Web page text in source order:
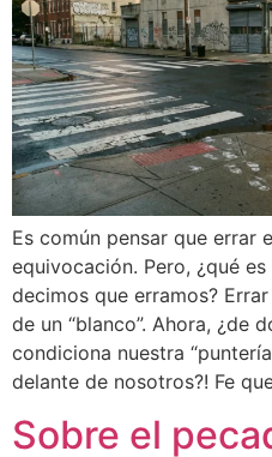
Es común pensar que errar
equivocación. Pero, ¿qué
decimos que erramos?
de un “blanco”. Ahora, ¿de
condiciona nuestra
delante de nosotros?! Fe
Sobre el